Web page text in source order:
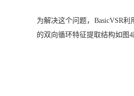
为解决这个问题，BasicVSR
的双向循环特征提取结构如图4